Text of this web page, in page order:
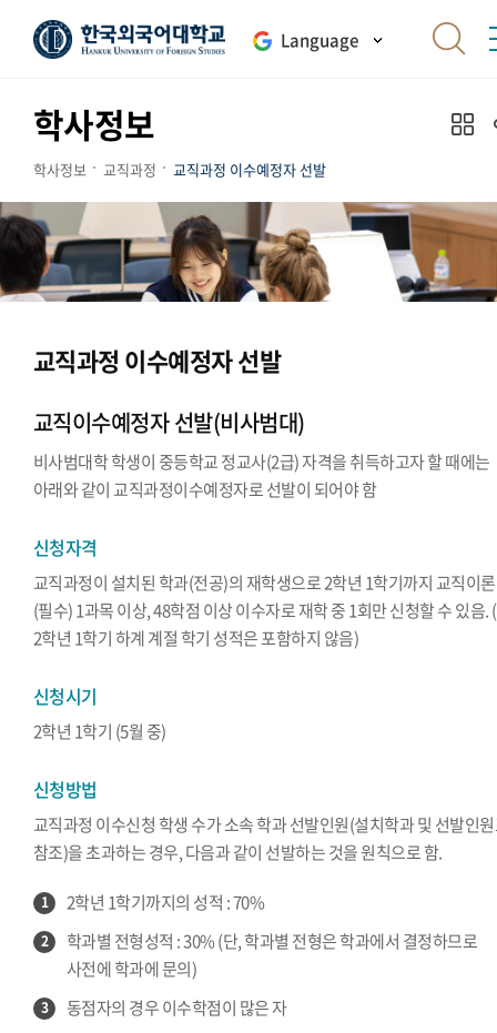
Language
학사정보
학사정보 교직과정 교직과정 이수예정자 선발
교직과정 이수예정자 선발
교직이수예정자 선발(비사범대)
비사범대학 학생이 중등학교 정교사(2급) 자격을 취득하고자 할 때에는
아래와 같이 교직과정이수예정자로 선발이 되어야 함
신청자격
교직과정이 설치된 학과(전공)의 재학생으로 2학년 1학기까지 교직이론
(필수) 1과목 이상, 48학점 이상 이수자로 재학 중 1회만 신청할 수 있음.
2학년 1학기 하계 계절 학기 성적은 포함하지 않음)
신청시기
2학년 1학기 (5월 중)
신청방법
교직과정 이수신청 학생 수가 소속 학과 선발인원(설치학과 및 선발인
참조)을 초과하는 경우, 다음과 같이 선발하는 것을 원칙으로 함.
1 2학년 1학기까지의 성적 : 70%
2
학과별 전형성적 : 30% (단, 학과별 전형은 학과에서 결정하므로
사전에 학과에 문의)
3 동점자의 경우 이수학점이 많은 자